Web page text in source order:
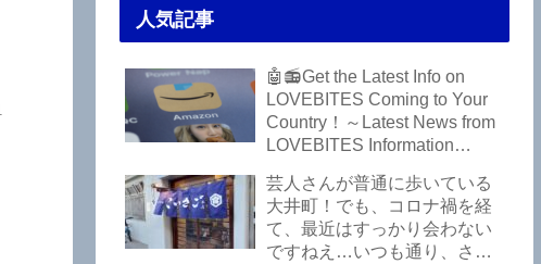
人気記事
🤖📻Get the Latest Info on
LOVEBITES Coming to Your
Country！～Latest News from
LOVEBITES Information
芸人さんが普通に歩いている
大井町！でも、コロナ禍を経
て、最近はすっかり会わない
ですねえ…いつも通り、さぼ